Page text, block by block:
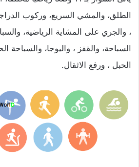
الطلق، والمشي السريع، وركوب
، والجري على المشاية الرياضية،
السباحة، والقفز ، واليوجا، والسباحة
الحبل ، ورفع الاثقال.